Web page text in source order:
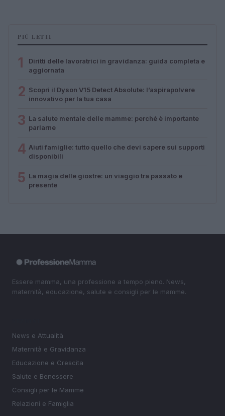
PIÙ LETTI
1
Diritti delle lavoratrici in gravidanza: guida completa e
aggiornata
2 Scopri il Dyson V15 Detect Absolute: l’aspirapolvere
innovativo per la tua casa
3 La salute mentale delle mamme: perché è importante
parlarne
4 Aiuti famiglie: tutto quello che devi sapere sui supporti
disponibili
5 La magia delle giostre: un viaggio tra passato e
presente
Essere mamma, una professione a tempo pieno. News,
maternità, educazione, salute e consigli per le mamme.
News e Attualità
Maternità e Gravidanza
Educazione e Crescita
Salute e Benessere
Consigli per le Mamme
Relazioni e Famiglia